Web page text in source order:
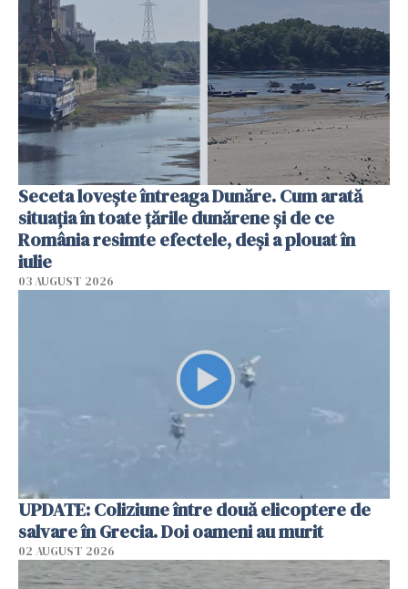
Seceta lovește întreaga Dunăre. Cum arată
situația în toate țările dunărene și de ce
România resimte efectele, deși a plouat în
iulie
03 AUGUST 2026
UPDATE: Coliziune între două elicoptere de
salvare în Grecia. Doi oameni au murit
02 AUGUST 2026